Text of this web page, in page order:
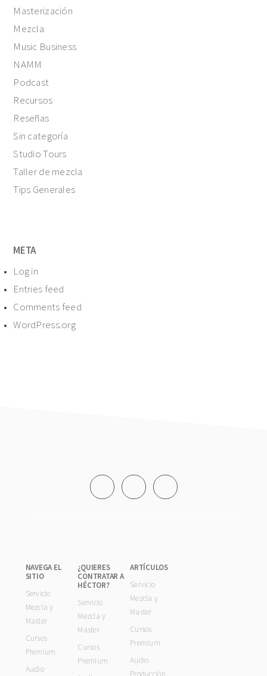
Masterización
Mezcla
Music Business
NAMM
Podcast
Recursos
Reseñas
Sin categoría
Studio Tours
Taller de mezcla
Tips Generales
META
Log in
Entries feed
Comments feed
WordPress.org
NAVEGA EL
SITIO
Servicio
Mezcla y
Master
Cursos
Premium
Audio
¿QUIERES
CONTRATAR A
HÉCTOR?
Servicio
Mezcla y
Master
Cursos
Premium
ARTÍCULOS
Servicio
Mezcla y
Master
Cursos
Premium
Audio
Producción